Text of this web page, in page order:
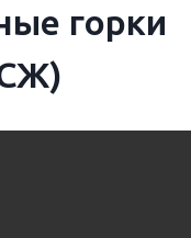
горки